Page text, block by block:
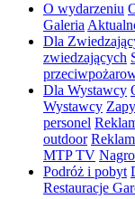
O wydarzeniu
Galeria
Dla
zwiedzających
Dla Wystawcy
Wystawcy
personel
outdoor
MTP TV
Podróż i pobyt
Restauracje